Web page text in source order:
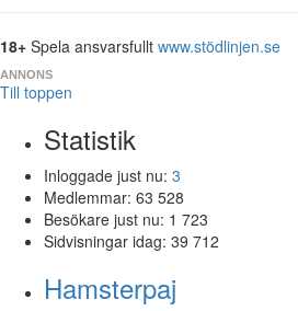
18+ Spela ansvarsfullt www.stödlinjen.se
ANNONS
Till toppen
Statistik
Inloggade just nu: 3
Medlemmar: 63 528
Besökare just nu: 1 723
Sidvisningar idag: 39 712
Hamsterpaj